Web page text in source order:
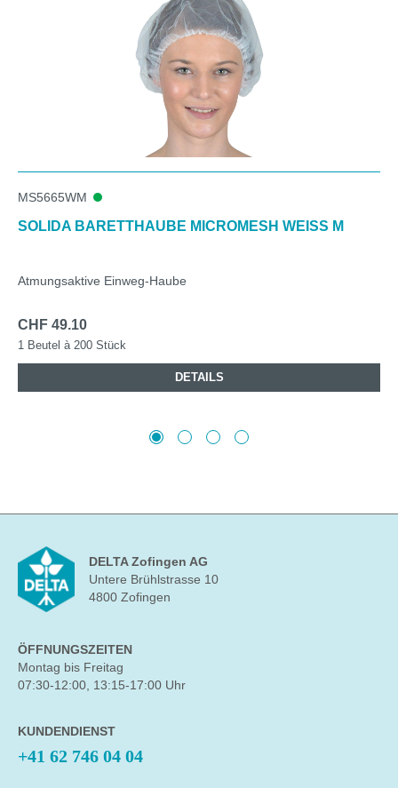
MS5665WM
SOLIDA BARETTHAUBE MICROMESH WEISS M
Atmungsaktive Einweg-Haube
CHF 49.10
1 Beutel à 200 Stück
DETAILS
DELTA Zofingen AG
Untere Brühlstrasse 10
4800 Zofingen
ÖFFNUNGSZEITEN
Montag bis Freitag
07:30-12:00, 13:15-17:00 Uhr
KUNDENDIENST
+41 62 746 04 04